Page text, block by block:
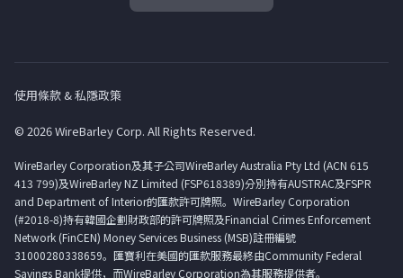
使用條款 & 私隱政策
© 2026 WireBarley Corp. All Rights Reserved.
WireBarley Corporation及其子公司WireBarley Australia Pty Ltd (ACN 615
413 799)及WireBarley NZ Limited (FSP618389)分別持有AUSTRAC及FSPR
and Department of Interior的匯款許可牌照。WireBarley Corporation
(#2018-8)持有韓國企劃財政部的許可牌照及Financial Crimes Enforcement
Network (FinCEN) Money Services Business (MSB)註冊編號
31000280338659。匯寶利在美國的匯款服務最終由Community Federal
Savings Bank提供，而WireBarley Corporation為其服務提供者。